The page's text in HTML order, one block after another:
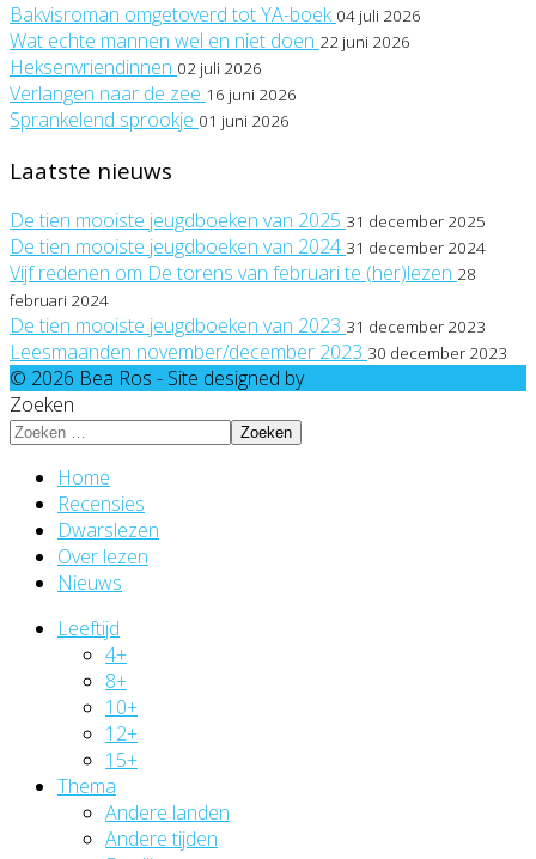
Bakvisroman omgetoverd tot YA-boek 04 juli 2026
Wat echte mannen wel en niet doen 22 juni 2026
Heksenvriendinnen 02 juli 2026
Verlangen naar de zee 16 juni 2026
Sprankelend sprookje 01 juni 2026
Laatste nieuws
De tien mooiste jeugdboeken van 2025 31 december 2025
De tien mooiste jeugdboeken van 2024 31 december 2024
Vijf redenen om De torens van februari te (her)lezen 28
februari 2024
De tien mooiste jeugdboeken van 2023 31 december 2023
Leesmaanden november/december 2023 30 december 2023
© 2026 Bea Ros - Site designed by
Zoeken
Zoeken
Home
Recensies
Dwarslezen
Over lezen
Nieuws
Leeftijd
4+
8+
10+
12+
15+
Thema
Andere landen
Andere tijden